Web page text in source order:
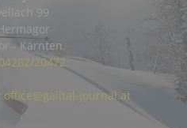
99
- Kärnten
04282/20472
office@gailtal-journal.at